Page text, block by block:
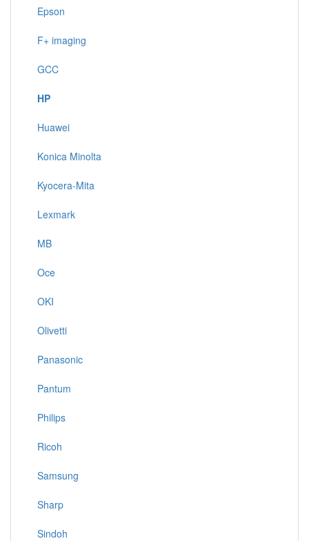
Epson
F+ imaging
GCC
HP
Huawei
Konica Minolta
Kyocera-Mita
Lexmark
MB
Oce
OKI
Olivetti
Panasonic
Pantum
Philips
Ricoh
Samsung
Sharp
Sindoh